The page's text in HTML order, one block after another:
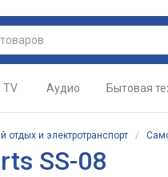
TV Аудио Бытовая
отдых и электротранспорт /
SS-08